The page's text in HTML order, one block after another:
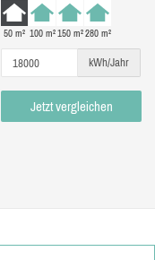
50 m² 100 m²150 m²280 m²
kWh/Jahr
Jetzt vergleichen